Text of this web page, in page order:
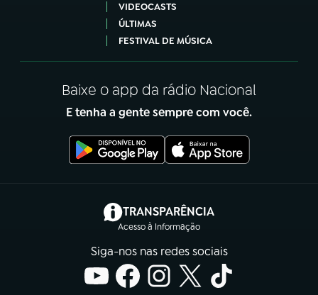
VIDEOCASTS
ÚLTIMAS
FESTIVAL DE MÚSICA
Baixe o app da rádio Nacional
E tenha a gente sempre com você.
TRANSPARÊNCIA
Acesso à Informação
(abre em nova aba)
Siga-nos nas redes sociais